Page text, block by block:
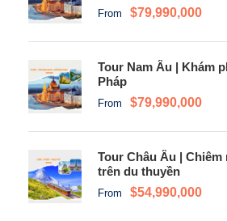
From $79,990,000
Tour Nam Âu | Khám
Pháp
From $79,990,000
Tour Châu Âu |
trên du thuyền
From $54,990,000